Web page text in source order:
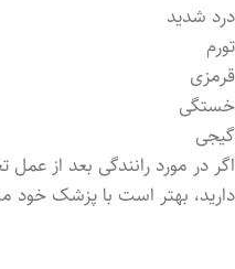
درد شدید
تورم
قرمزی
خستگی
گیجی
اگر در مورد رانندگی بعد از
دارید، بهتر است با پزشک خود